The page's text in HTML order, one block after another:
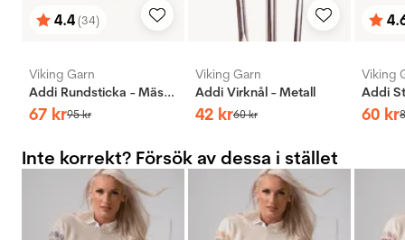
Betyg:
4.4(34)
utav 5 stjärnor
Viking Garn
Addi Rundsticka - Mässing
67 kr95kr
Viking Garn
Addi Virknål - Metall
42 kr60kr
utav
Viking
60 kr
Inte korrekt? Försök av dessa i stället